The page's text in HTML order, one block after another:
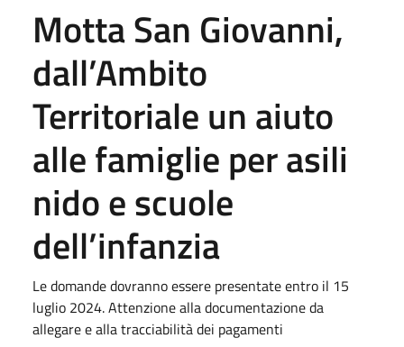
Motta San Giovanni,
dall’Ambito
Territoriale un aiuto
alle famiglie per asili
nido e scuole
dell’infanzia
Le domande dovranno essere presentate entro il 15
luglio 2024. Attenzione alla documentazione da
allegare e alla tracciabilità dei pagamenti